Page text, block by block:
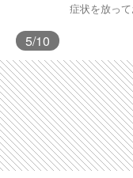
症状を放っ
5/10